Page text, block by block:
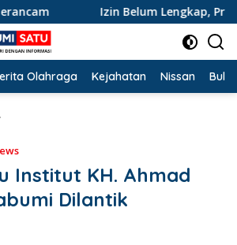
Izin Belum Lengkap, Proyek
Olahraga Kejahatan Nissan
Institut KH. Ahmad
Dilantik